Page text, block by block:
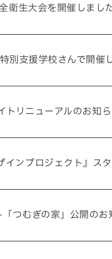
3960
SNS
衛生大会を開催しまし
別支援学校さんで開催
トリニューアルのお知
インプロジェクト』スタ
つむぎの家」公開のお